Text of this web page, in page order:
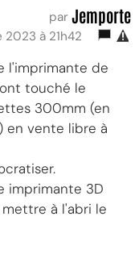
par Jemporte
à 21h42
l'imprimante de
touché le
300mm (en
vente libre à
imprimante 3D
à l'abri le